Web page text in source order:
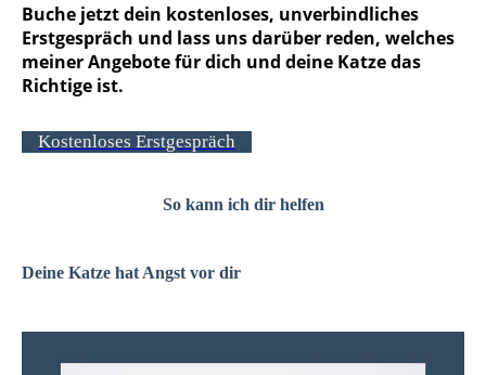
Buche jetzt dein kostenloses, unverbindliches
Erstgespräch und lass uns darüber reden, welches
meiner Angebote für dich und deine Katze das
Richtige ist.
Kostenloses Erstgespräch
So kann ich dir helfen
Deine Katze hat Angst vor dir